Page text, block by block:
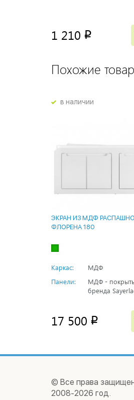
1 210 p
Похожие
в наличии
ЭКРАН ИЗ МДФ
ФЛОРЕНА 180
Каркас:
МДФ
Панели:
МДФ -
бренда
17 500 p
© Все права
2008-2026 год.